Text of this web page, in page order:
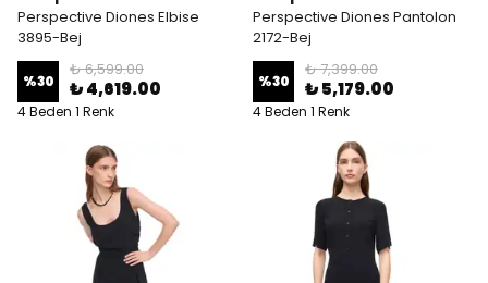
Perspective Diones Elbise
3895-Bej
%30
₺ 6,599.00
₺ 4,619.00
4 Beden 1 Renk
Perspective Diones Pantolon
2172-Bej
%30
₺ 7,399.00
₺ 5,179.00
4 Beden 1 Renk